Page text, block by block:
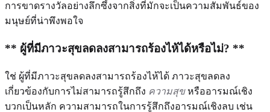
การขาดรางวัลอย่างลึกซึ้งจากสิ่งที่มักจะเป็นความสัมพันธ์ของ
มนุษย์ที่น่าพึงพอใจ
** ผู้ที่มีภาวะสุขลดลงสามารถร้องไห้ได้หรือไม่? **
ใช่ ผู้ที่มีภาวะสุขลดลงสามารถร้องไห้ได้ ภาวะสุขลดลง
เกี่ยวข้องกับการไม่สามารถรู้สึกถึง ความสุขหรืออารมณ์เชิง
บวกเป็นหลัก ความสามารถในการรู้สึกถึงอารมณ์เชิงลบ เช่น